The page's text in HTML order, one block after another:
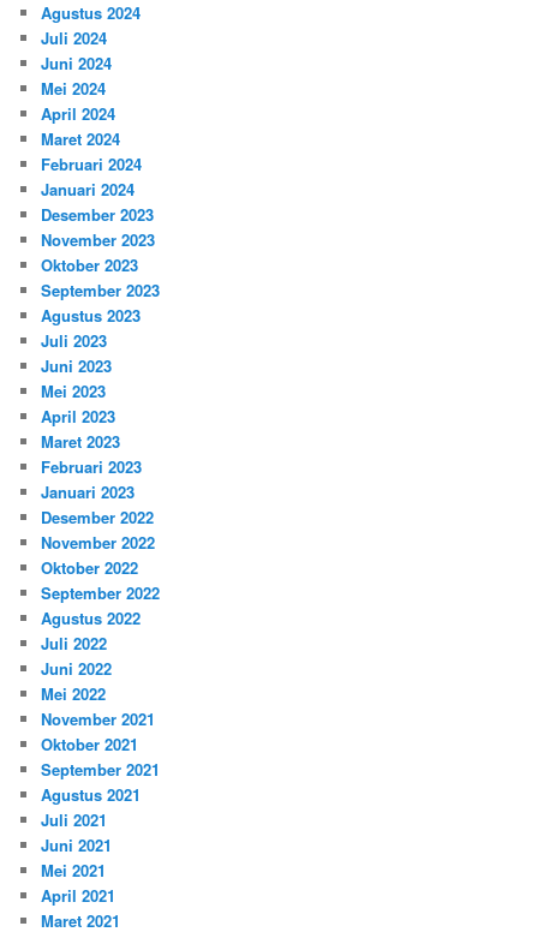
Agustus 2024
Juli 2024
Juni 2024
Mei 2024
April 2024
Maret 2024
Februari 2024
Januari 2024
Desember 2023
November 2023
Oktober 2023
September 2023
Agustus 2023
Juli 2023
Juni 2023
Mei 2023
April 2023
Maret 2023
Februari 2023
Januari 2023
Desember 2022
November 2022
Oktober 2022
September 2022
Agustus 2022
Juli 2022
Juni 2022
Mei 2022
November 2021
Oktober 2021
September 2021
Agustus 2021
Juli 2021
Juni 2021
Mei 2021
April 2021
Maret 2021